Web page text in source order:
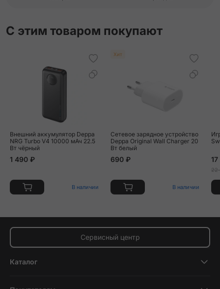
С этим товаром покупают
Внешний аккумулятор Deppa
NRG Turbo V4 10000 мАч 22.5
Вт чёрный
1 490 ₽
В наличии
Хит
Сетевое зарядное устройство
Deppa Original Wall Charger 20
Вт белый
690 ₽
В наличии
22
Сервисный центр
Каталог